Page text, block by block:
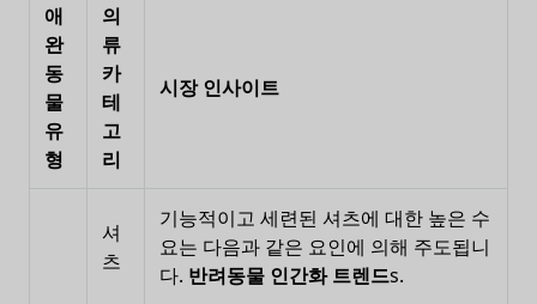
애
완
동
물
유
형
의
류
카
테
고
리
시장 인사이트
셔
츠
기능적이고 세련된 셔츠에 대한 높은 수
요는 다음과 같은 요인에 의해 주도됩니
다. 반려동물 인간화 트렌드s.